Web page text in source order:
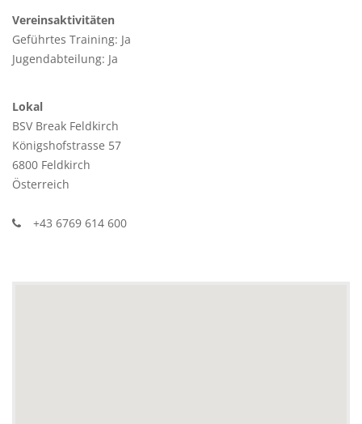
Vereinsaktivitäten
Geführtes Training: Ja
Jugendabteilung: Ja
Lokal
BSV Break Feldkirch
Königshofstrasse 57
6800 Feldkirch
Österreich
+43 6769 614 600